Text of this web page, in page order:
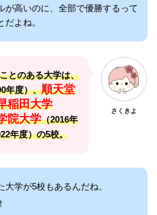
が高いのに、全部で優勝するって
だよね。
とのある大学は、
年度）、順天堂
稲田大学
院大学（2016年
年度）の5校。
さくきよ
大学が5校もあるんだね。